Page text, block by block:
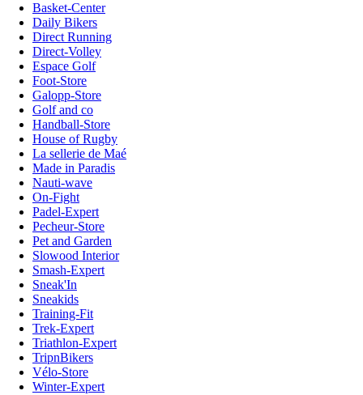
Basket-Center
Daily Bikers
Direct Running
Direct-Volley
Espace Golf
Foot-Store
Galopp-Store
Golf and co
Handball-Store
House of Rugby
La sellerie de Maé
Made in Paradis
Nauti-wave
On-Fight
Padel-Expert
Pecheur-Store
Pet and Garden
Slowood Interior
Smash-Expert
Sneak'In
Sneakids
Training-Fit
Trek-Expert
Triathlon-Expert
TripnBikers
Vélo-Store
Winter-Expert